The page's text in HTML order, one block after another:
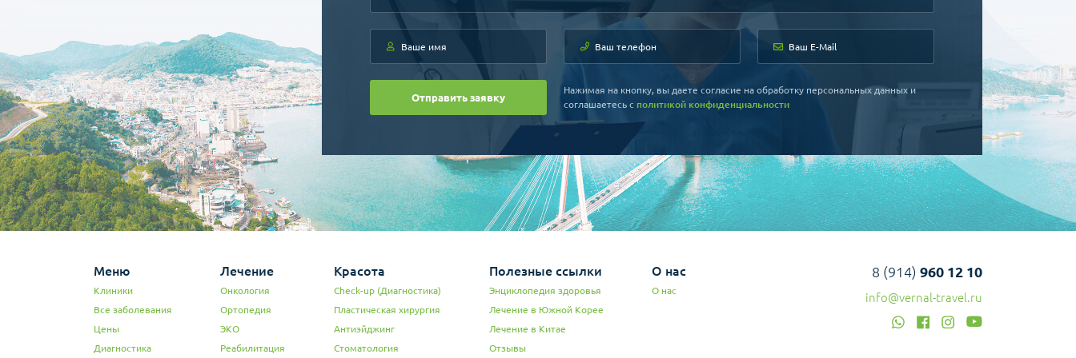
Отправить заявку
Нажимая на кнопку, вы даете согласие на обработку персональных данных и
соглашаетесь c политикой конфиденциальности
Меню
Клиники
Все заболевания
Цены
Диагностика
Лечение
Онкология
Ортопедия
ЭКО
Реабилитация
Красота
Check-up (Диагностика)
Пластическая хирургия
Антиэйджинг
Стоматология
Полезные ссылки
Энциклопедия здоровья
Лечение в Южной Корее
Лечение в Китае
Отзывы
О нас
О нас
8 (914) 960 12 10
info@vernal-travel.ru